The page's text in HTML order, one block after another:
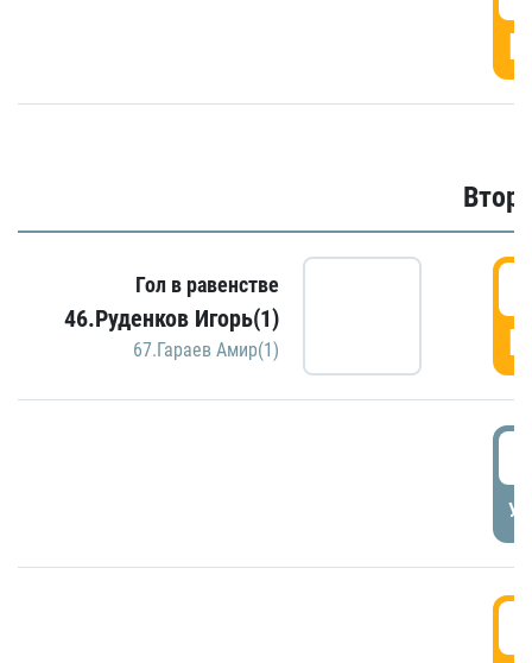
Гол в равенстве
46.Руденков Игорь(1)
67.Гараев Амир(1)